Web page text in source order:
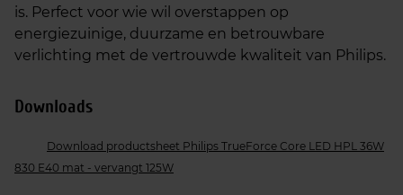
is. Perfect voor wie wil overstappen op
energiezuinige, duurzame en betrouwbare
verlichting met de vertrouwde kwaliteit van Philips.
Downloads
Download productsheet Philips TrueForce Core LED HPL 36W
830 E40 mat - vervangt 125W